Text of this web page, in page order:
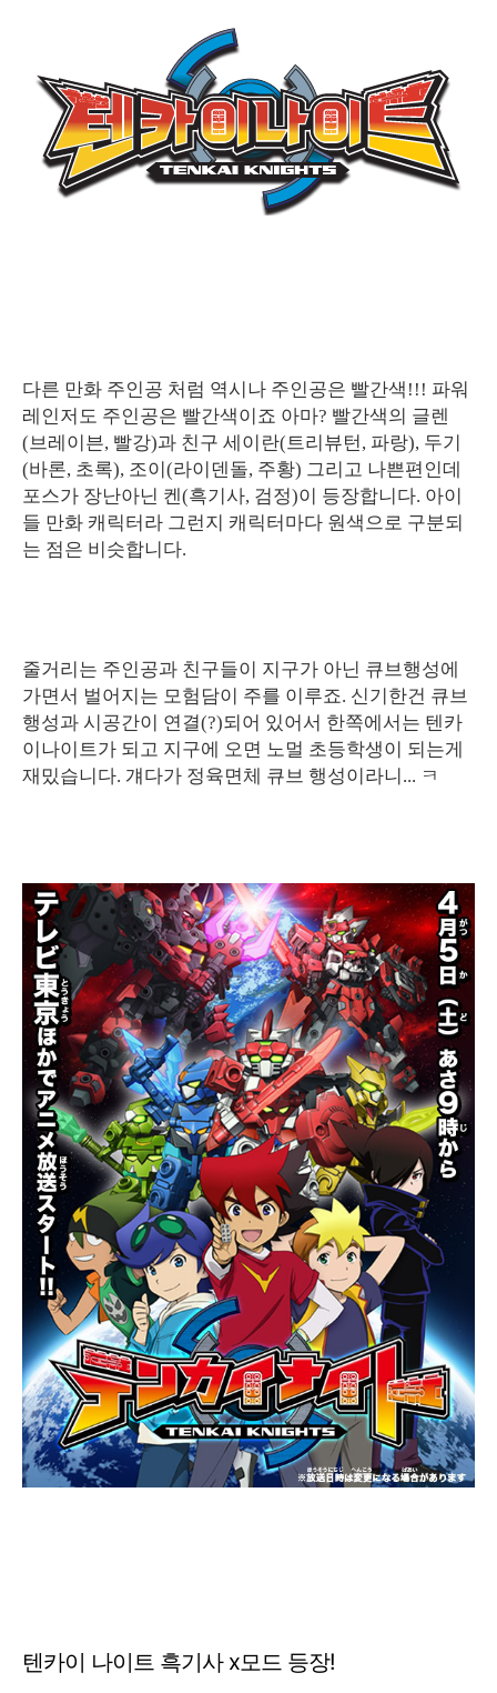
다른 만화 주인공 처럼 역시나 주인공은 빨간색!!! 파워
레인저도 주인공은 빨간색이죠 아마? 빨간색의 글렌
(브레이븐, 빨강)과 친구 세이란(트리뷰턴, 파랑), 두기
(바론, 초록), 조이(라이덴돌, 주황) 그리고 나쁜편인데
포스가 장난아닌 켄(흑기사, 검정)이 등장합니다. 아이
들 만화 캐릭터라 그런지 캐릭터마다 원색으로 구분되
는 점은 비슷합니다.
줄거리는 주인공과 친구들이 지구가 아닌 큐브행성에
가면서 벌어지는 모험담이 주를 이루죠. 신기한건 큐브
행성과 시공간이 연결(?)되어 있어서 한쪽에서는 텐카
이나이트가 되고 지구에 오면 노멀 초등학생이 되는게
재밌습니다. 걔다가 정육면체 큐브 행성이라니... ㅋ
텐카이 나이트 흑기사 x모드 등장!